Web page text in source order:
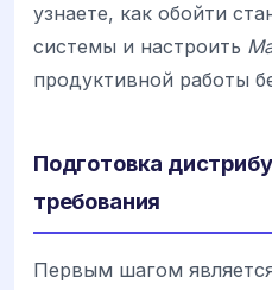
узнаете, как обойти
системы и настроить
продуктивной работы
Подготовка
требования
Первым шагом